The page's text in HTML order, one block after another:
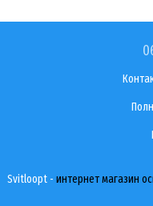
Svitloopt - интернет магазин